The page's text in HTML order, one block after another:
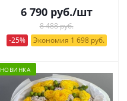
6 790руб./шт
8 488 руб.
-25%
Экономия 1 698 руб.
НОВИНКА